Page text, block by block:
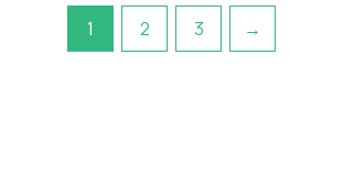
1 2 3 →